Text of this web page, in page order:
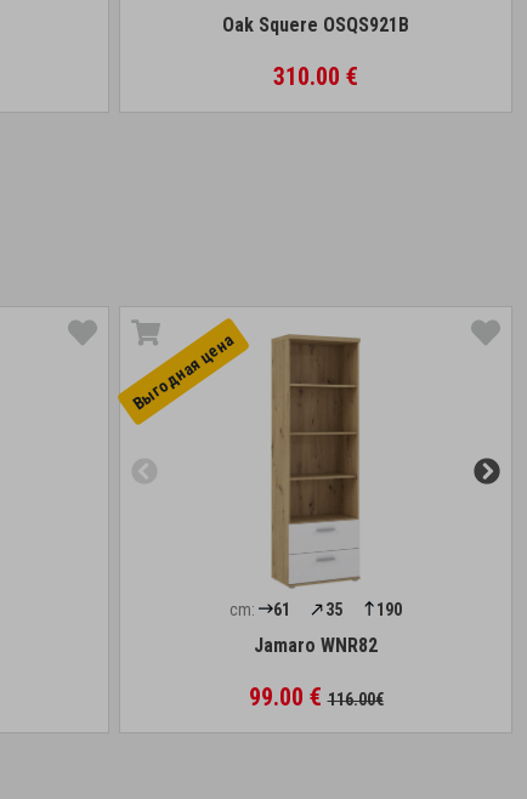
Oak Squere OSQS921B
310.00 €
Выгоднaя цена
cm: 61 35 190
Jamaro WNR82
99.00 €116.00€